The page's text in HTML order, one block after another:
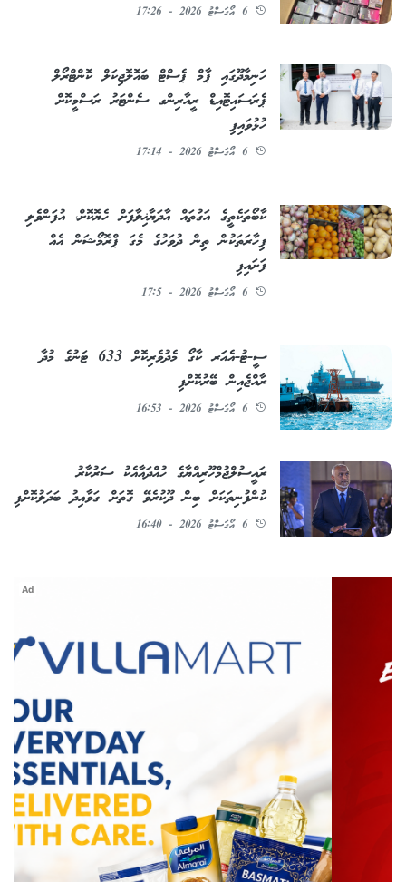
6 އޯގަސްޓު 2026 - 17:26
ހަނިމާދޫގައި ޕާމް ޕެސްޓް ބައޮލޮޖިކަލް ކޮންޓްރޯލް
ޕެރަސައިޓޮއިޑް ރީއާރިންގ ސެންޓަރު ރަސްމީކޮށް
ހުޅުވައިފި
6 އޯގަސްޓު 2026 - 17:14
ކާބޯތަކެތީގެ އަގުތައް އާދަޔާޚިލާފަށް ހެޔޮކޮށް، އުފަންވެލި
ފިހާރަތަކުން ތިން ދުވަހުގެ މެގަ ޕްރޮމޯޝަން އެއް
ފަށައިފި
6 އޯގަސްޓު 2026 - 17:5
ސީ-ޓު-އެއަރ ކާގޯ މެދުވެރިކޮށް 633 ޓަނުގެ މުދާ
ރާއްޖެއިން ބޭރުކޮށްފި
6 އޯގަސްޓު 2026 - 16:53
ރައީސުލްޖުމްހޫރިއްޔާގެ ހުއްދައާއެކު ސަރުކާރު
ކުންފުނިތަކަށް ބިން ދޫކުރެވޭ ގޮތަށް ގަވާއިދު ބަދަލުކޮށްފި
6 އޯގަސްޓު 2026 - 16:40
Ad